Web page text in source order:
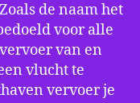
de naam het
voor alle
van en
vlucht te
vervoer je